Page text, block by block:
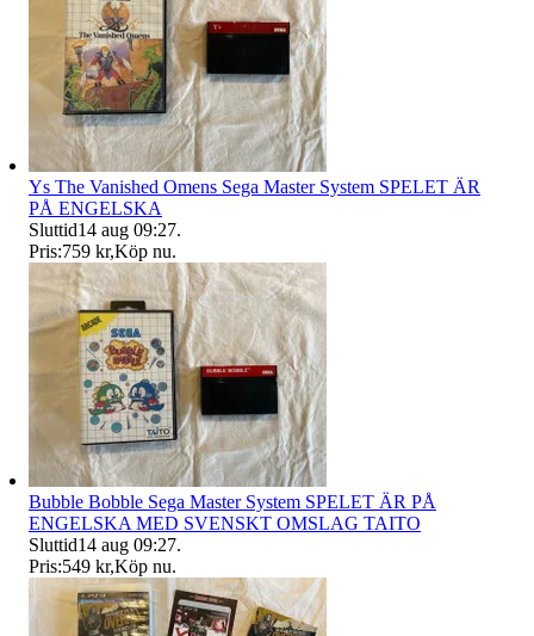
Ys The Vanished Omens Sega Master System SPELET ÄR
PÅ ENGELSKA
Sluttid14 aug 09:27.
Pris:759 kr,Köp nu.
Bubble Bobble Sega Master System SPELET ÄR PÅ
ENGELSKA MED SVENSKT OMSLAG TAITO
Sluttid14 aug 09:27.
Pris:549 kr,Köp nu.